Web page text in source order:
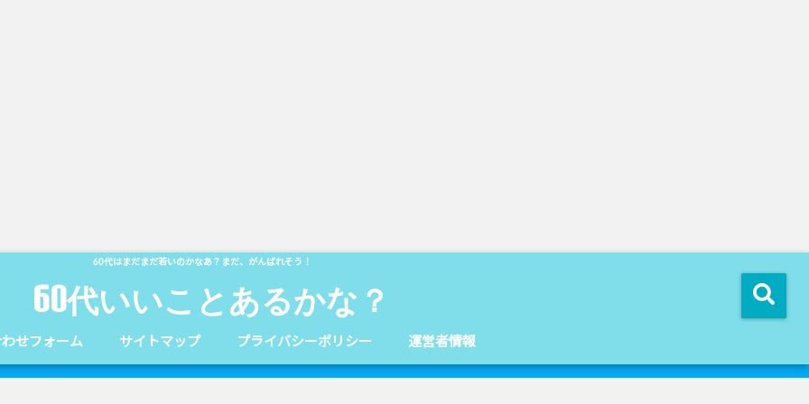
60代はまだまだ若いのかなあ？まだ、がんばれそう！
60代いいことあるかな？
せフォーム サイトマップ プライバシーポリシー 運営者情報